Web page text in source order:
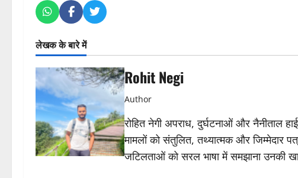
लेखक के बारे में
Rohit Negi
Author
रोहित नेगी अपराध, दुर्घटनाओं और नैनीताल
मामलों को संतुलित, तथ्यात्मक और जिम्मेदार
जटिलताओं को सरल भाषा में समझाना उनकी